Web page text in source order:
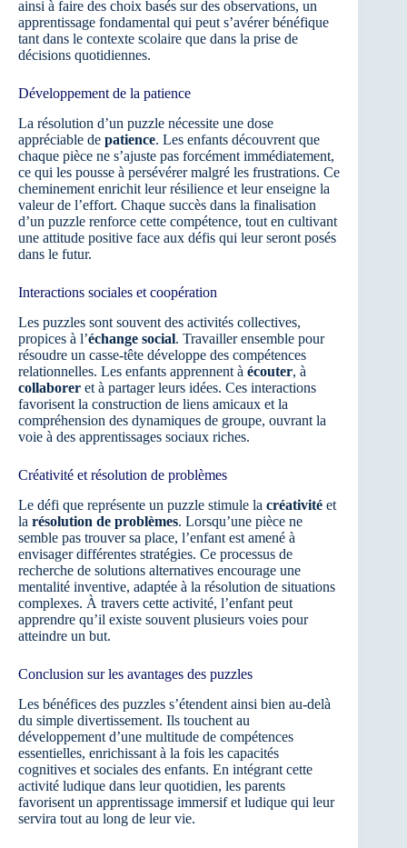
ainsi à faire des choix basés sur des observations, un
apprentissage fondamental qui peut s’avérer bénéfique
tant dans le contexte scolaire que dans la prise de
décisions quotidiennes.
Développement de la patience
La résolution d’un puzzle nécessite une dose
appréciable de patience. Les enfants découvrent que
chaque pièce ne s’ajuste pas forcément immédiatement,
ce qui les pousse à persévérer malgré les frustrations. Ce
cheminement enrichit leur résilience et leur enseigne la
valeur de l’effort. Chaque succès dans la finalisation
d’un puzzle renforce cette compétence, tout en cultivant
une attitude positive face aux défis qui leur seront posés
dans le futur.
Interactions sociales et coopération
Les puzzles sont souvent des activités collectives,
propices à l’échange social. Travailler ensemble pour
résoudre un casse-tête développe des compétences
relationnelles. Les enfants apprennent à écouter, à
collaborer et à partager leurs idées. Ces interactions
favorisent la construction de liens amicaux et la
compréhension des dynamiques de groupe, ouvrant la
voie à des apprentissages sociaux riches.
Créativité et résolution de problèmes
Le défi que représente un puzzle stimule la créativité et
la résolution de problèmes. Lorsqu’une pièce ne
semble pas trouver sa place, l’enfant est amené à
envisager différentes stratégies. Ce processus de
recherche de solutions alternatives encourage une
mentalité inventive, adaptée à la résolution de situations
complexes. À travers cette activité, l’enfant peut
apprendre qu’il existe souvent plusieurs voies pour
atteindre un but.
Conclusion sur les avantages des puzzles
Les bénéfices des puzzles s’étendent ainsi bien au-delà
du simple divertissement. Ils touchent au
développement d’une multitude de compétences
essentielles, enrichissant à la fois les capacités
cognitives et sociales des enfants. En intégrant cette
activité ludique dans leur quotidien, les parents
favorisent un apprentissage immersif et ludique qui leur
servira tout au long de leur vie.